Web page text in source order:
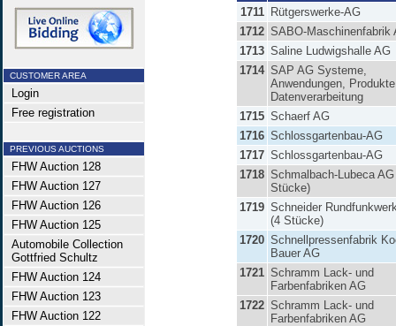
CUSTOMER AREA
Login
Free registration
PREVIOUS AUCTIONS
FHW Auction 128
FHW Auction 127
FHW Auction 126
FHW Auction 125
Automobile Collection
Gottfried Schultz
FHW Auction 124
FHW Auction 123
FHW Auction 122
1711
Rütgerswerke-AG
1712 SABO-Maschinenfabrik
1713 Saline Ludwigshalle AG
1714 SAP AG Systeme,
Anwendungen,
Datenverarbeitung
1715 Schaerf AG
1716 Schlossgartenbau-AG
1717 Schlossgartenbau-AG
1718 Schmalbach-Lubeca
Stücke)
1719 Schneider
(4 Stücke)
1720 Schnellpressenfabrik
Bauer AG
1721 Schramm Lack- und
Farbenfabriken AG
1722 Schramm Lack- und
Farbenfabriken AG